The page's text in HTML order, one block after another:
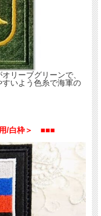
リーブグリーンで、
いよう色糸で海軍の
/白枠＞ ■■■